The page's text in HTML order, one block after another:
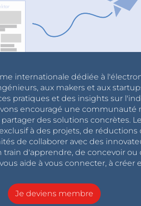
internationale dédiée à
aux makers et aux
pratiques et des insights sur
encouragé une communauté
des solutions concrètes.
à des projets, de réductions
de collaborer avec des
train d'apprendre, de concevoir
aide à vous connecter, à créer
Je deviens membre